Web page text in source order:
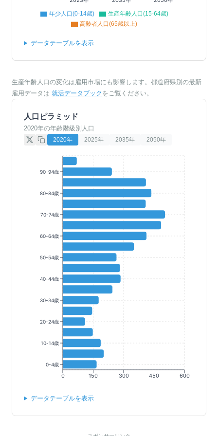
年少人口(0-14歳)
生産年齢人口(15-64歳)
高齢者人口(65歳以上)
データテーブルを表示
生産年齢人口の変化は雇用市場にも影響します。都道府県別の最新
雇用データは 就活データブック をご覧ください。
人口ピラミッド
2020年の年齢階級別人口
2020年 2025年 2035年 2050年
0 150 300 450 600
90-94歳
80-84歳
70-74歳
60-64歳
50-54歳
40-44歳
30-34歳
20-24歳
10-14歳
0-4歳
データテーブルを表示